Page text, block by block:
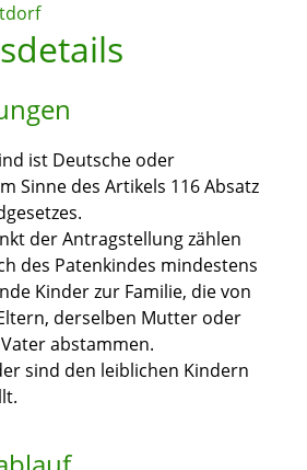
ist Deutsche oder
Sinne des Artikels 116 Absatz
der Antragstellung zählen
des Patenkindes mindestens
Kinder zur Familie, die von
derselben Mutter oder
abstammen.
sind den leiblichen Kindern